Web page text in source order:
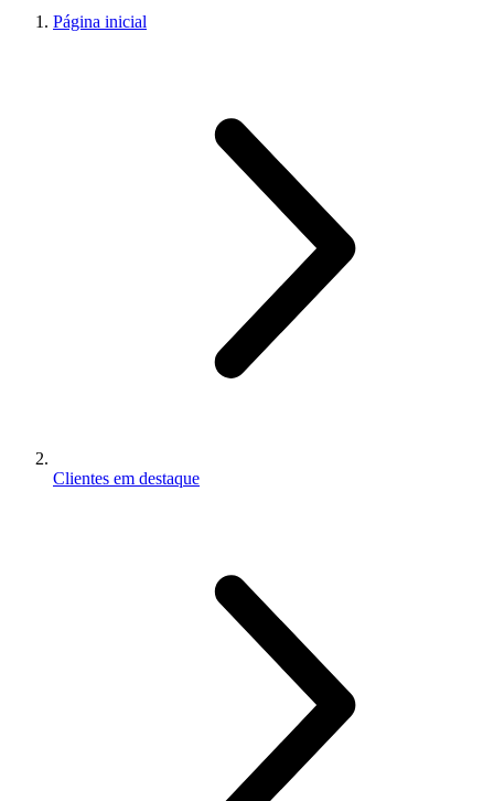
Página inicial
Clientes em destaque